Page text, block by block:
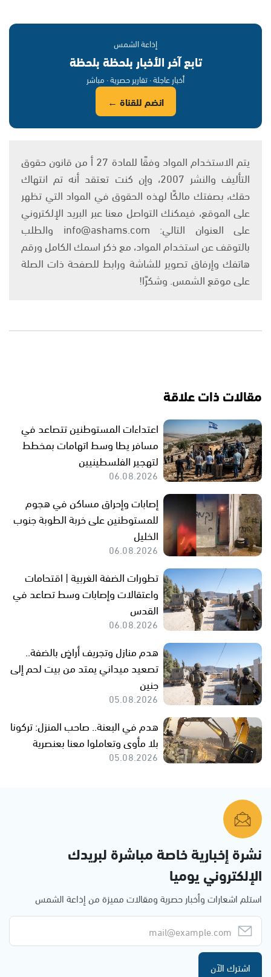
إذاعة الشمس
تابع آخر الأخبار بلحظة بلحظة
أخبار عاجلة · تقارير حصرية · مباشر
انضم للقناة ←
يتم الاستخدام المواد وفقًا للمادة 27 أ من قانون حقوق
التأليف والنشر 2007، وإن كنت تعتقد أنه تم انتهاك
حقك، بصفتك مالكًا لهذه الحقوق في المواد التي تظهر
على الموقع، فيمكنك التواصل معنا عبر البريد الإلكتروني
على العنوان التالي: info@ashams.com والطلب
بالتوقف عن استخدام المواد، مع ذكر اسمك الكامل ورقم
هاتفك وإرفاق تصوير للشاشة ورابط للصفحة ذات الصلة
على موقع الشمس. وشكرًا!
مقالات ذات علاقة
اعتداءات المستوطنين تتصاعد في
مسافر يطا وسط اتهامات بمخطط
لتهجير الفلسطينيين
06.08.2026
إصابات وإحراق مساكن في هجوم
للمستوطنين على خربة الطوبة جنوب
الخليل
06.08.2026
تطورات الضفة الغربية | اقتحامات
واعتقالات وإصابات وسط تصاعد في
القدس
06.08.2026
هدم منازل وتجريف أراضٍ بالضفة..
تصعيد ميداني يمتد من بيت لحم إلى
جنين
05.08.2026
هدم في البعنة.. صاحب المنزل: تركونا
بلا مأوى وتعاملوا معنا بعنصرية
05.08.2026
نشرة إخبارية خاصة مباشرة لبريدك
الإلكتروني يوميا
استلم اشعارات وأخبار حصرية ومقالات مميزة من إذاعة الشمس
اشترك الآن